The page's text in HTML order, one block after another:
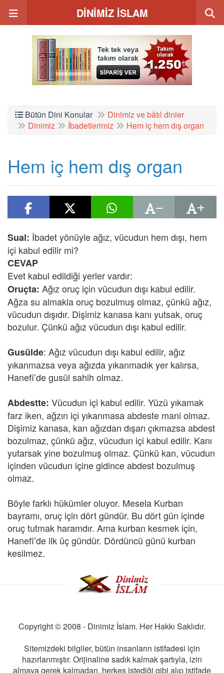
DİNİMİZ İSLAM
Bütün Dini Konular
Dinimiz ve bâtıl dinler
Dinimiz
İbadetlerimiz Hem iç hem dış organ
Hem iç hem dış organ
Sual: İbadet yönüyle ağız, vücudun hem dışı, hem
içi kabul edilir mi?
CEVAP
Evet kabul edildiği yerler vardır:
Oruçta: Ağız oruç için vücudun dışı kabul edilir.
Ağza su almakla oruç bozulmuş olmaz, çünkü ağız,
vücudun dışıdır. Dişimiz kanasa kanı yutsak, oruç
bozulur. Çünkü ağız vücudun dışı kabul edilir.
Gusülde: Ağız vücudun dışı kabul edilir, ağız
yıkanmazsa veya ağızda yıkanmadık yer kalırsa,
Hanefî’de gusül sahih olmaz.
Abdestte: Vücudun içi kabul edilir. Yüzü yıkamak
farz iken, ağzın içi yıkanmasa abdeste mani olmaz.
Dişimiz kanasa, kan ağızdan dışarı çıkmazsa abdest
bozulmaz, çünkü ağız, vücudun içi kabul edilir. Kanı
yutarsak yine bozulmuş olmaz. Çünkü kan, vücudun
içinden vücudun içine gidince abdest bozulmuş
olmaz.
Böyle farklı hükümler oluyor. Mesela Kurban
bayramı, oruç için dört gündür. Bu dört gün içinde
oruç tutmak haramdır. Ama kurban kesmek için,
Hanefî’de ilk üç gündür. Dördüncü günü kurban
kesilmez.
Copyright © 2008 - Dinimiz İslam. Her Hakkı Saklıdır.
Sitemizdeki bilgiler, bütün insanların istifadesi için
hazırlanmıştır. Orijinaline sadık kalmak şartıyla, izin
almaya gerek kalmadan, herkes istediği gibi alıp istifade